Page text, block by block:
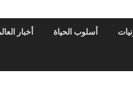
أسلوب الحياة أخبار